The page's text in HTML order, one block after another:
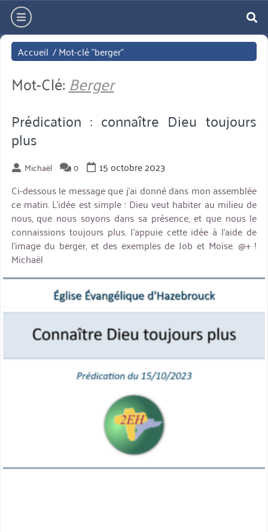
Aller
directement
au
contenu
hamburger
Accueil /Mot-clé "berger"
Mot-Clé: Berger
Prédication : connaître Dieu toujours
plus
Michaël 0
15 octobre 2023
Ci-dessous le message que j’ai donné dans mon assemblée
ce matin. L’idée est simple : Dieu veut habiter au milieu de
nous, que nous soyons dans sa présence, et que nous le
connaissions toujours plus. J’appuie cette idée à l’aide de
l’image du berger, et des exemples de Job et Moïse. @+ !
Michaël
miniature